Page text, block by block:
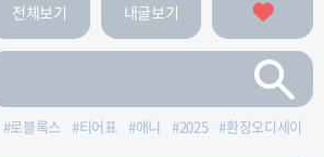
전체보기 내글보기
#로블록스 #티어표 #애니 #2025 #환장오디세이